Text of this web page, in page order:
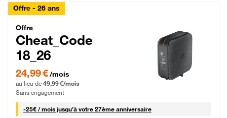
Offre - 26 ans
Cheat_Code Fibre_18_26
Offre
Cheat_Code
18_26
24,99 € par mois pendant 0 mois puis 49,99 € par mois, Sans engagement
24,99 €/mois
au lieu de 49,99 €/mois
Sans engagement
-25€ / mois25 € par mois
jusqu'à votre 27ème anniversaire